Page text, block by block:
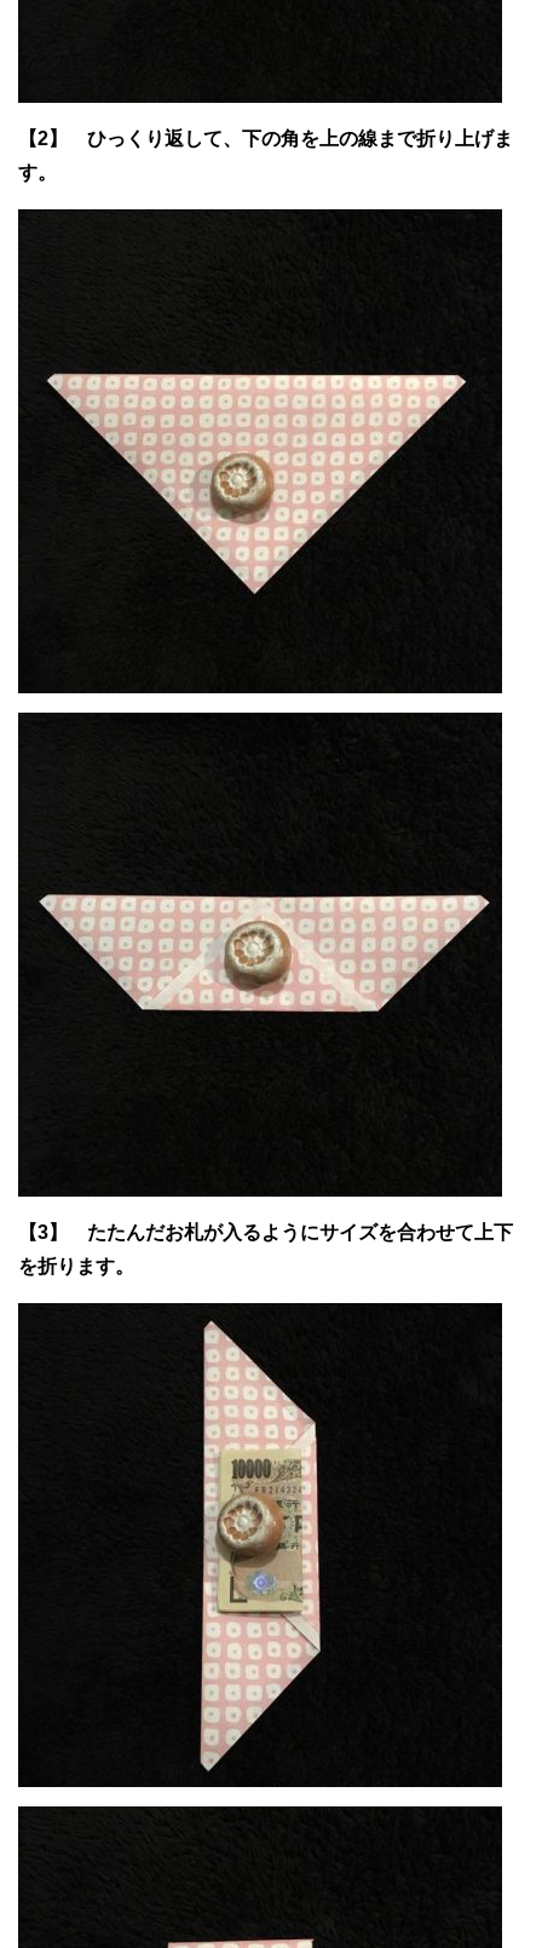
【2】 ひっくり返して、下の角を上の線まで折り上げま
す。
【3】 たたんだお札が入るようにサイズを合わせて上下
を折ります。